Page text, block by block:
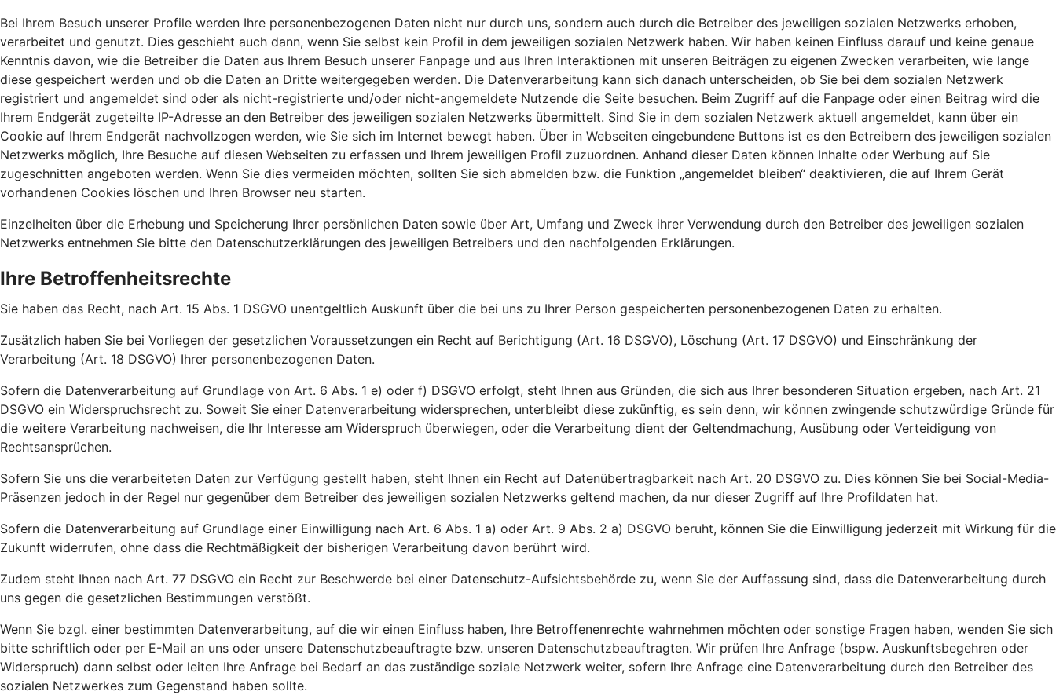
Bei Ihrem Besuch unserer Profile werden Ihre personenbezogenen Daten nicht nur durch uns, sondern auch durch die Betreiber des jeweiligen sozialen Netzwerks erhoben,
verarbeitet und genutzt. Dies geschieht auch dann, wenn Sie selbst kein Profil in dem jeweiligen sozialen Netzwerk haben. Wir haben keinen Einfluss darauf und keine genaue
Kenntnis davon, wie die Betreiber die Daten aus Ihrem Besuch unserer Fanpage und aus Ihren Interaktionen mit unseren Beiträgen zu eigenen Zwecken verarbeiten, wie lange
diese gespeichert werden und ob die Daten an Dritte weitergegeben werden. Die Datenverarbeitung kann sich danach unterscheiden, ob Sie bei dem sozialen Netzwerk
registriert und angemeldet sind oder als nicht-registrierte und/oder nicht-angemeldete Nutzende die Seite besuchen. Beim Zugriff auf die Fanpage oder einen Beitrag wird die
Ihrem Endgerät zugeteilte IP-Adresse an den Betreiber des jeweiligen sozialen Netzwerks übermittelt. Sind Sie in dem sozialen Netzwerk aktuell angemeldet, kann über ein
Cookie auf Ihrem Endgerät nachvollzogen werden, wie Sie sich im Internet bewegt haben. Über in Webseiten eingebundene Buttons ist es den Betreibern des jeweiligen sozialen
Netzwerks möglich, Ihre Besuche auf diesen Webseiten zu erfassen und Ihrem jeweiligen Profil zuzuordnen. Anhand dieser Daten können Inhalte oder Werbung auf Sie
zugeschnitten angeboten werden. Wenn Sie dies vermeiden möchten, sollten Sie sich abmelden bzw. die Funktion „angemeldet bleiben“ deaktivieren, die auf Ihrem Gerät
vorhandenen Cookies löschen und Ihren Browser neu starten.
Einzelheiten über die Erhebung und Speicherung Ihrer persönlichen Daten sowie über Art, Umfang und Zweck ihrer Verwendung durch den Betreiber des jeweiligen sozialen
Netzwerks entnehmen Sie bitte den Datenschutzerklärungen des jeweiligen Betreibers und den nachfolgenden Erklärungen.
Ihre Betroffenheitsrechte
Sie haben das Recht, nach Art. 15 Abs. 1 DSGVO unentgeltlich Auskunft über die bei uns zu Ihrer Person gespeicherten personenbezogenen Daten zu erhalten.
Zusätzlich haben Sie bei Vorliegen der gesetzlichen Voraussetzungen ein Recht auf Berichtigung (Art. 16 DSGVO), Löschung (Art. 17 DSGVO) und Einschränkung der
Verarbeitung (Art. 18 DSGVO) Ihrer personenbezogenen Daten.
Sofern die Datenverarbeitung auf Grundlage von Art. 6 Abs. 1 e) oder f) DSGVO erfolgt, steht Ihnen aus Gründen, die sich aus Ihrer besonderen Situation ergeben, nach Art. 21
DSGVO ein Widerspruchsrecht zu. Soweit Sie einer Datenverarbeitung widersprechen, unterbleibt diese zukünftig, es sein denn, wir können zwingende schutzwürdige Gründe für
die weitere Verarbeitung nachweisen, die Ihr Interesse am Widerspruch überwiegen, oder die Verarbeitung dient der Geltendmachung, Ausübung oder Verteidigung von
Rechtsansprüchen.
Sofern Sie uns die verarbeiteten Daten zur Verfügung gestellt haben, steht Ihnen ein Recht auf Datenübertragbarkeit nach Art. 20 DSGVO zu. Dies können Sie bei Social-Media-
Präsenzen jedoch in der Regel nur gegenüber dem Betreiber des jeweiligen sozialen Netzwerks geltend machen, da nur dieser Zugriff auf Ihre Profildaten hat.
Sofern die Datenverarbeitung auf Grundlage einer Einwilligung nach Art. 6 Abs. 1 a) oder Art. 9 Abs. 2 a) DSGVO beruht, können Sie die Einwilligung jederzeit mit Wirkung für die
Zukunft widerrufen, ohne dass die Rechtmäßigkeit der bisherigen Verarbeitung davon berührt wird.
Zudem steht Ihnen nach Art. 77 DSGVO ein Recht zur Beschwerde bei einer Datenschutz-Aufsichtsbehörde zu, wenn Sie der Auffassung sind, dass die Datenverarbeitung durch
uns gegen die gesetzlichen Bestimmungen verstößt.
Wenn Sie bzgl. einer bestimmten Datenverarbeitung, auf die wir einen Einfluss haben, Ihre Betroffenenrechte wahrnehmen möchten oder sonstige Fragen haben, wenden Sie sich
bitte schriftlich oder per E-Mail an uns oder unsere Datenschutzbeauftragte bzw. unseren Datenschutzbeauftragten. Wir prüfen Ihre Anfrage (bspw. Auskunftsbegehren oder
Widerspruch) dann selbst oder leiten Ihre Anfrage bei Bedarf an das zuständige soziale Netzwerk weiter, sofern Ihre Anfrage eine Datenverarbeitung durch den Betreiber des
sozialen Netzwerkes zum Gegenstand haben sollte.